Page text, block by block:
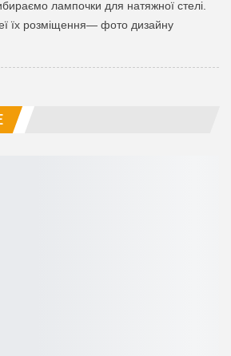
лампочки для натяжної стелі.
​​їх розміщення— фото дизайну